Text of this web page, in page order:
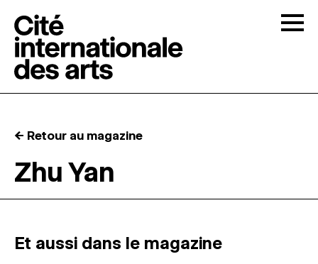
RÉSIDENCES ↓
ATELIERS OUVERTS
← Retour au magazine
Zhu Yan
Et aussi dans le magazine